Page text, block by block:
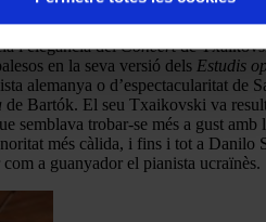
i elegància delConcertde
en la seva versió dels Estudis
alemanya o d’espectacularitat de
de Bartók. El seu Txaikovski va
semblava trobar-se més a gust
més càlida, i fins i tot a Danilo
a guanyador el pianista ucraïnès.